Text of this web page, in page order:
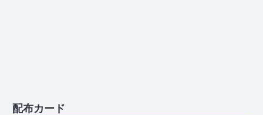
配布カード